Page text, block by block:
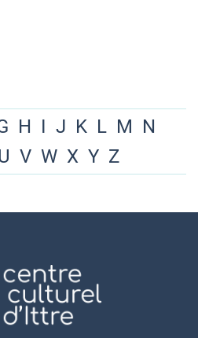
H I J K L M N
V W X Y Z